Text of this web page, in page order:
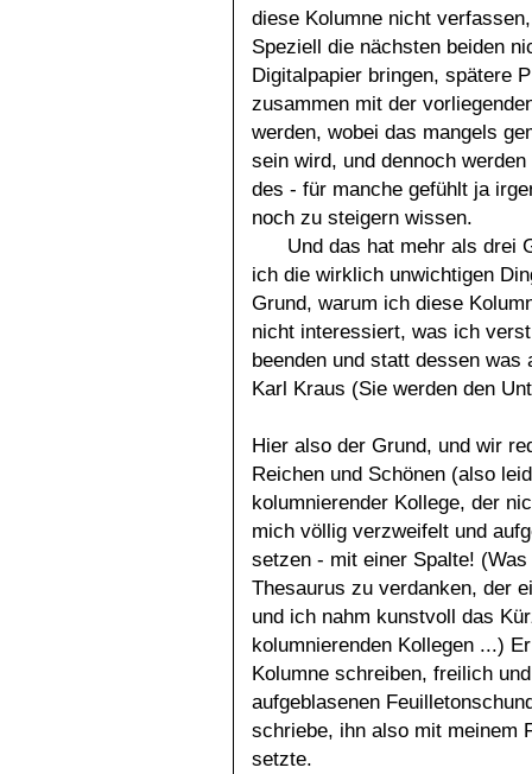
diese Kolumne nicht
Speziell die nächsten beiden
Digitalpapier bringen, spätere
zusammen mit der
werden, wobei das mangels
sein wird, und dennoch
des - für manche gefühlt ja
noch zu steigern wissen.
Und das hat mehr als drei
ich die wirklich unwichtigen
Grund, warum ich diese
nicht interessiert, was ich
beenden und statt dessen
Karl Kraus (Sie werden den
Hier also der Grund, und wir
Reichen und Schönen (also
kolumnierender Kollege, der
mich völlig verzweifelt und
setzen - mit einer Spalte!
Thesaurus zu verdanken, der
und ich nahm kunstvoll das
kolumnierenden Kollegen ...)
Kolumne schreiben, freilich
aufgeblasenen
schriebe, ihn also mit meinem
setzte.